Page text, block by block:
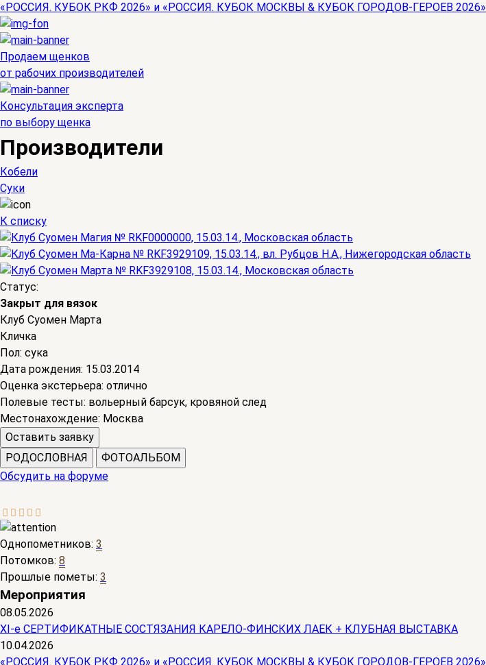
«РОССИЯ. КУБОК РКФ 2026» и «РОССИЯ. КУБОК МОСКВЫ & КУБОК ГОРОДОВ-ГЕРОЕВ 2026»
Продаем щенков
от рабочих производителей
Консультация эксперта
по выбору щенка
Производители
Кобели
Суки
К списку
Статус:
Закрыт для вязок
Клуб Суомен Марта
Кличка
Пол: сука
Дата рождения: 15.03.2014
Оценка экстерьера: отлично
Полевые тесты: вольерный барсук, кровяной след
Местонахождение: Москва
Оставить заявку
РОДОСЛОВНАЯ
ФОТОАЛЬБОМ
Обсудить на форуме
Однопометников: 3
Потомков: 8
Прошлые пометы: 3
Мероприятия
08.05.2026
ХI-е СЕРТИФИКАТНЫЕ СОСТЯЗАНИЯ КАРЕЛО-ФИНСКИХ ЛАЕК + КЛУБНАЯ ВЫСТАВКА
10.04.2026
«РОССИЯ. КУБОК РКФ 2026» и «РОССИЯ. КУБОК МОСКВЫ & КУБОК ГОРОДОВ-ГЕРОЕВ 2026»